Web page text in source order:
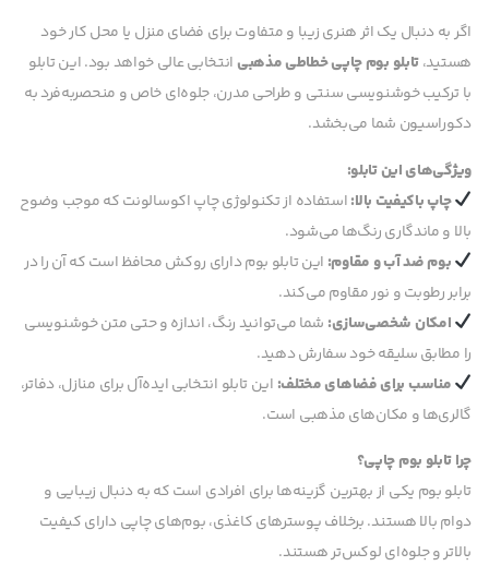
اگر به دنبال یک اثر هنری زیبا و متفاوت برای فضای منزل یا محل کار خود
هستید،تابلو بوم چاپی خطاطی مذهبی انتخابی عالی خواهد بود. این تابلو
با ترکیب خوشنویسی سنتی و طراحی مدرن، جلوه‌ای خاص و منحصربه‌فرد به
دکوراسیون شما می‌بخشد.
ویژگی‌های این تابلو:
چاپ باکیفیت بالا:استفاده از تکنولوژی چاپ اکوسالونت که موجب وضوح
بالا و ماندگاری رنگ‌ها می‌شود.
بوم ضد آب و مقاوم: این تابلو بوم دارای روکش محافظ است که آن را در
برابر رطوبت و نور مقاوم می‌کند.
امکان شخصی‌سازی: شما می‌توانید رنگ، اندازه و حتی متن خوشنویسی
را مطابق سلیقه خود سفارش دهید.
مناسب برای فضاهای مختلف: این تابلو انتخابی ایده‌آل برای منازل، دفاتر،
گالری‌ها و مکان‌های مذهبی است.
چرا تابلو بوم چاپی؟
تابلو بوم یکی از بهترین گزینه‌ها برای افرادی است که به دنبال زیبایی و
دوام بالا هستند. برخلاف پوسترهای کاغذی، بوم‌های چاپی دارای کیفیت
بالاتر و جلوه‌ای لوکس‌تر هستند.